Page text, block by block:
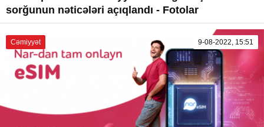
sorğunun nəticələri açıqlandı - Fotolar
Cəmiyyət 9-08-2022, 15:51